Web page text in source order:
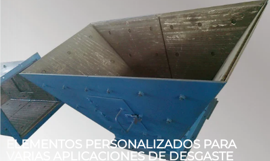
ELEMENTOS PERSONALIZADOS PARA
VARIAS APLICACIONES DE DESGASTE